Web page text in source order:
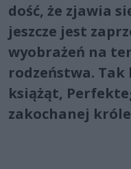
dość, że zjawia
jeszcze jest
wyobrażeń na
rodzeństwa. Tak
książąt,
zakochanej